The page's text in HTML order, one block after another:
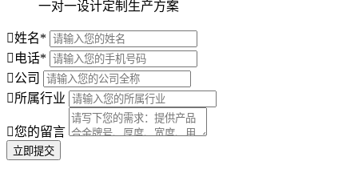
一对一设计定制生产方案
姓名*
电话*
公司
所属行业
您的留言